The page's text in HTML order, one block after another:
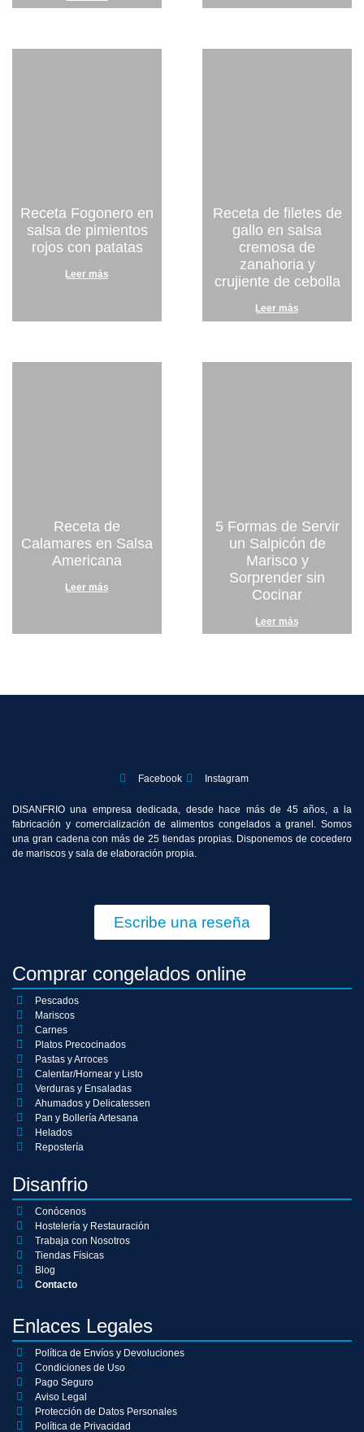
Receta Fogonero en
salsa de pimientos
rojos con patatas
Leer más
Receta de filetes de
gallo en salsa
cremosa de
zanahoria y
crujiente de cebolla
Leer más
Receta de
Calamares en Salsa
Americana
Leer más
5 Formas de Servir
un Salpicón de
Marisco y
Sorprender sin
Cocinar
Leer más
Facebook Instagram
DISANFRIO una empresa dedicada, desde hace más de 45 años, a la
fabricación y comercialización de alimentos congelados a granel. Somos
una gran cadena con más de 25 tiendas propias. Disponemos de cocedero
de mariscos y sala de elaboración propia.
Escribe una reseña
Comprar congelados online
Pescados
Mariscos
Carnes
Platos Precocinados
Pastas y Arroces
Calentar/Hornear y Listo
Verduras y Ensaladas
Ahumados y Delicatessen
Pan y Bollería Artesana
Helados
Repostería
Disanfrio
Conócenos
Hostelería y Restauración
Trabaja con Nosotros
Tiendas Físicas
Blog
Contacto
Enlaces Legales
Política de Envíos y Devoluciones
Condiciones de Uso
Pago Seguro
Aviso Legal
Protección de Datos Personales
Política de Privacidad